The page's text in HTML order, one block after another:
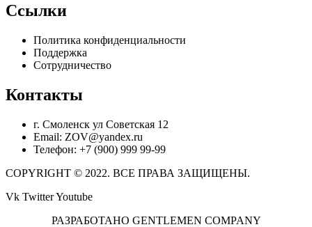
Ссылки
Политика конфиденциальности
Поддержка
Сотрудничество
Контакты
г. Смоленск ул Советская 12
Email: ZOV@yandex.ru
Телефон: +7 (900) 999 99-99
COPYRIGHT © 2022. ВСЕ ПРАВА ЗАЩИЩЕНЫ.
Vk TwitterYoutube
РАЗРАБОТАНО GENTLEMEN COMPANY